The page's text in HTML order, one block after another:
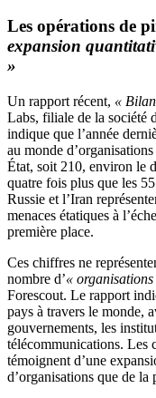
Les opérations de
expansion
»
Un rapport récent, «
Labs, filiale de la société
indique que l’année
au monde
État, soit 210, environ le
quatre fois plus que les
Russie et l’Iran
menaces étatiques à
première place.
Ces chiffres ne
nombre d’« organisations
Forescout. Le rapport
pays à travers le monde,
gouvernements, les
télécommunications. Les
témoignent d’une
d’organisations que de la